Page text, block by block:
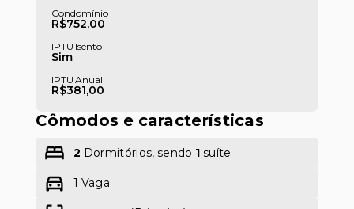
Condomínio
R$752,00
IPTU Isento
Sim
IPTU Anual
R$381,00
Cômodos e características
2 Dormitórios, sendo 1 suíte
1 Vaga